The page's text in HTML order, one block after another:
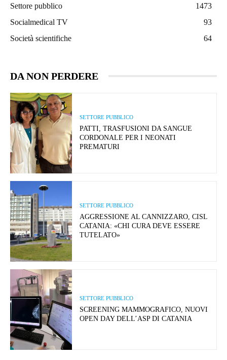
Settore pubblico
1473
Socialmedical TV
93
Società scientifiche
64
DA NON PERDERE
SETTORE PUBBLICO
PATTI, TRASFUSIONI DA SANGUE
CORDONALE PER I NEONATI
PREMATURI
SETTORE PUBBLICO
AGGRESSIONE AL CANNIZZARO, CISL
CATANIA: «CHI CURA DEVE ESSERE
TUTELATO»
SETTORE PUBBLICO
SCREENING MAMMOGRAFICO, NUOVI
OPEN DAY DELL’ASP DI CATANIA